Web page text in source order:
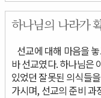
하나님의 나라가
선교에 대해 마음을
바 선교였다. 하나님은
있었던 잘못된 의식들
가시며, 선교의 준비 과